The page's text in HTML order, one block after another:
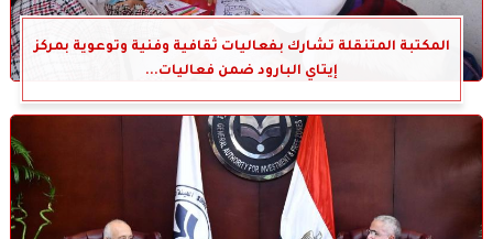
المكتبة المتنقلة تشارك بفعاليات ثقافية وفنية وتوعوية بمركز
إيتاي البارود ضمن فعاليات...